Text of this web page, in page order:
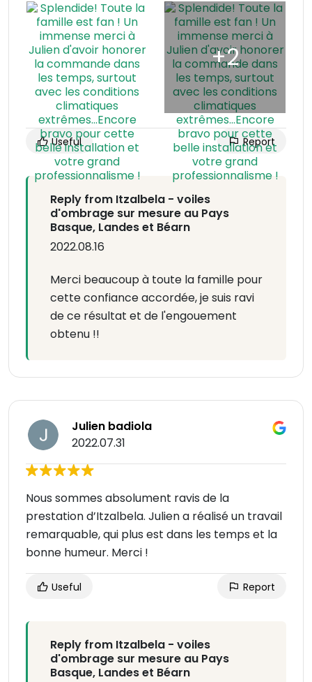
Useful Report
Reply from Itzalbela - voiles
d'ombrage sur mesure au Pays
Basque, Landes et Béarn
2022.08.16
Merci beaucoup à toute la famille pour
cette confiance accordée, je suis ravi
de ce résultat et de l'engouement
obtenu !!
Julien badiola
2022.07.31
Nous sommes absolument ravis de la
prestation d’Itzalbela. Julien a réalisé un travail
remarquable, qui plus est dans les temps et la
bonne humeur. Merci !
Useful Report
Reply from Itzalbela - voiles
d'ombrage sur mesure au Pays
Basque, Landes et Béarn